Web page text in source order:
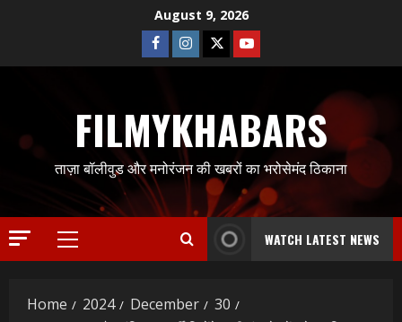
August 9, 2026
Facebook
Instagram
TwitterYoutube
FILMYKHABARS
ताज़ा बॉलीवुड और मनोरंजन की खबरों का भरोसेमंद ठिकाना
Primary
WATCH LATEST NEWS
Home 2024 December
30